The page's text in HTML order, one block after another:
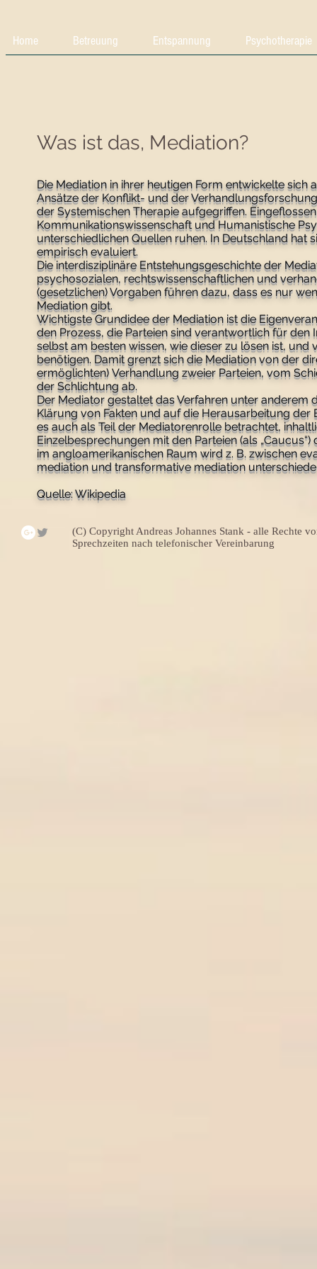
Home Betreuung Entspannung Psychotherapie
Was ist das, Mediation?
Die Mediation in ihrer heutigen Form entwickelte
Ansätze der Konflikt- und der
der Systemischen Therapie aufgegriffen.
Kommunikationswissenschaft und Humanistische
unterschiedlichen Quellen ruhen. In Deutschland hat
empirisch evaluiert.
Die interdisziplinäre Entstehungsgeschichte der
psychosozialen, rechtswissenschaftlichen und
(gesetzlichen) Vorgaben führen dazu, dass es nur
Mediation gibt.
Wichtigste Grundidee der Mediation ist die
den Prozess, die Parteien sind verantwortlich für den
selbst am besten wissen, wie dieser zu lösen ist,
benötigen. Damit grenzt sich die Mediation von der
ermöglichten) Verhandlung zweier Parteien, vom
der Schlichtung ab.
Der Mediator gestaltet das Verfahren unter
Klärung von Fakten und auf die Herausarbeitung der
es auch als Teil der Mediatorenrolle betrachtet,
Einzelbesprechungen mit den Parteien (als
im angloamerikanischen Raum wird z. B. zwischen
mediation und transformative mediation
Quelle: Wikipedia
(C) Copyright Andreas Johannes Stank - alle Rechte
Sprechzeiten nach telefonischer Vereinbarung